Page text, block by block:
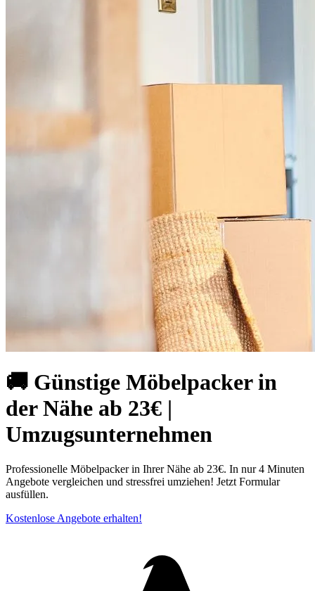
🚚 Günstige Möbelpacker in
der Nähe ab 23€ |
Umzugsunternehmen
Professionelle Möbelpacker in Ihrer Nähe ab 23€. In nur 4 Minuten
Angebote vergleichen und stressfrei umziehen! Jetzt Formular
ausfüllen.
Kostenlose Angebote erhalten!